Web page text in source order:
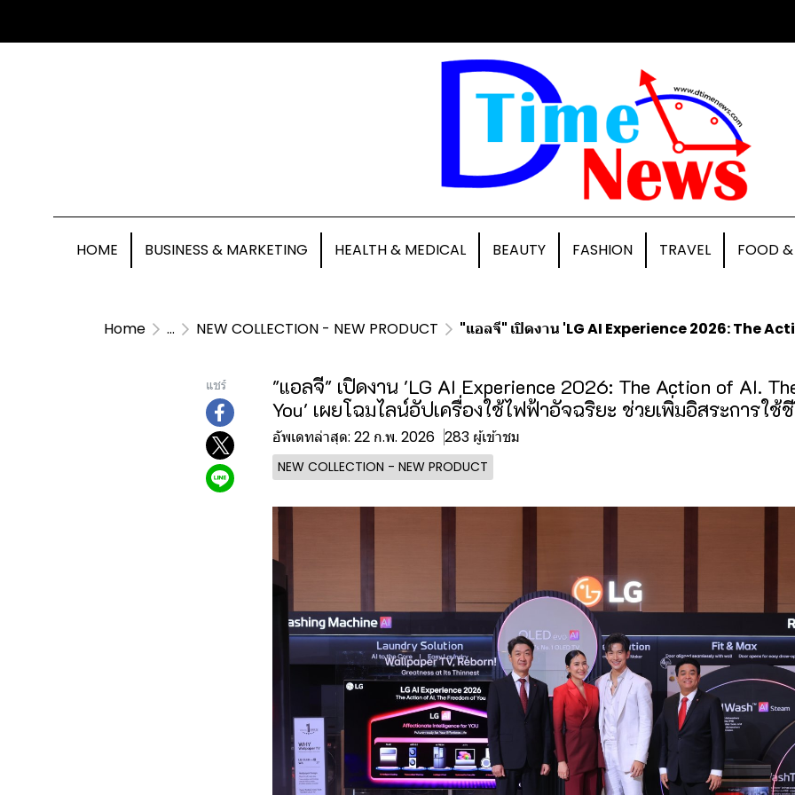
HOME BUSINESS & MARKETING HEALTH & MEDICAL BEAUTY FASHION TRAVEL FOOD
Home ... NEW COLLECTION - NEW PRODUCT "แอลจี" เปิดงาน 'LG AI Experience 2026: The Action of AI. The Freedom
แชร์
"แอลจี" เปิดงาน 'LG AI Experience 2026: The Action of AI.
You' เผยโฉมไลน์อัปเครื่องใช้ไฟฟ้าอัจฉริยะ ช่วยเพิ่มอิสระการใช้
อัพเดทล่าสุด: 22 ก.พ. 2026 283 ผู้เข้าชม
NEW COLLECTION - NEW PRODUCT